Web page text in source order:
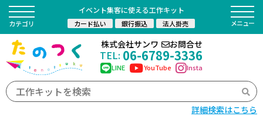
イベント集客に使える工作キット
カード払い 銀行振込 法人掛売
詳細検索はこちら
株式会社サンワ お問合せ
TEL: 06-6789-3336
LINE YouTube Insta
カテゴリ